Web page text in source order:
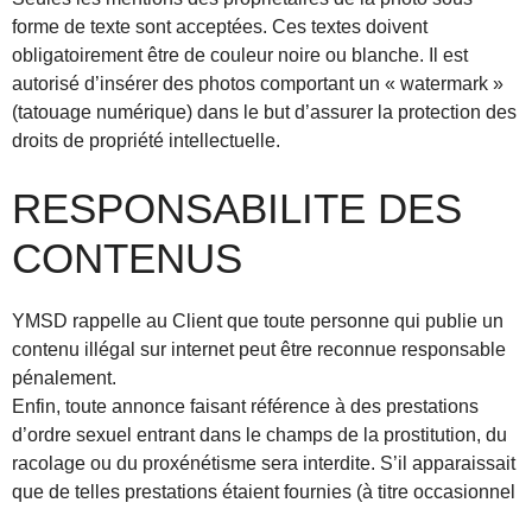
forme de texte sont acceptées. Ces textes doivent
obligatoirement être de couleur noire ou blanche. Il est
autorisé d’insérer des photos comportant un « watermark »
(tatouage numérique) dans le but d’assurer la protection des
droits de propriété intellectuelle.
RESPONSABILITE DES
CONTENUS
YMSD rappelle au Client que toute personne qui publie un
contenu illégal sur internet peut être reconnue responsable
pénalement.
Enfin, toute annonce faisant référence à des prestations
d’ordre sexuel entrant dans le champs de la prostitution, du
racolage ou du proxénétisme sera interdite. S’il apparaissait
que de telles prestations étaient fournies (à titre occasionnel